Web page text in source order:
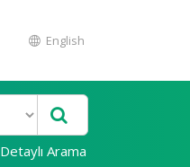
English
Detaylı Arama